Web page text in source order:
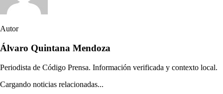
Autor
Álvaro Quintana Mendoza
Periodista de Código Prensa. Información verificada y contexto local.
Cargando noticias relacionadas...